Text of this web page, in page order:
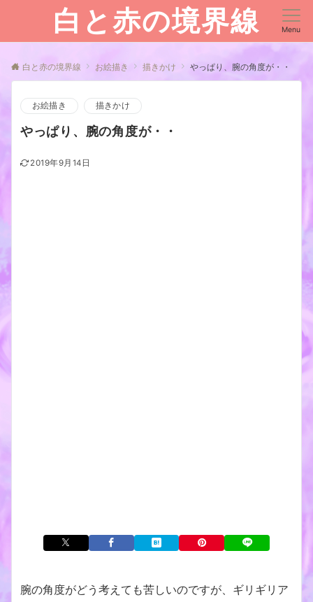
白と赤の境界線 Menu
白と赤の境界線 お絵描き 描きかけ やっぱり、腕の角度が・・
お絵描き 描きかけ
やっぱり、腕の角度が・・
2019年9月14日
腕の角度がどう考えても苦しいのですが、ギリギリア